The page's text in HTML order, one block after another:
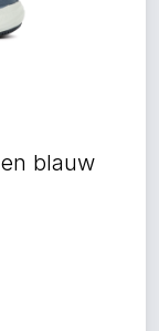
blauw